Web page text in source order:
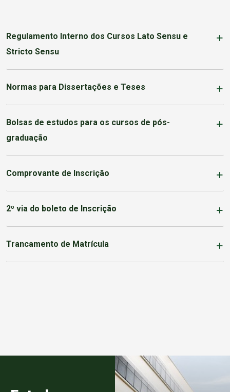
Regulamento Interno dos Cursos Lato Sensu e
Stricto Sensu
Normas para Dissertações e Teses
Bolsas de estudos para os cursos de pós-
graduação
Comprovante de Inscrição
2º via do boleto de Inscrição
Trancamento de Matrícula